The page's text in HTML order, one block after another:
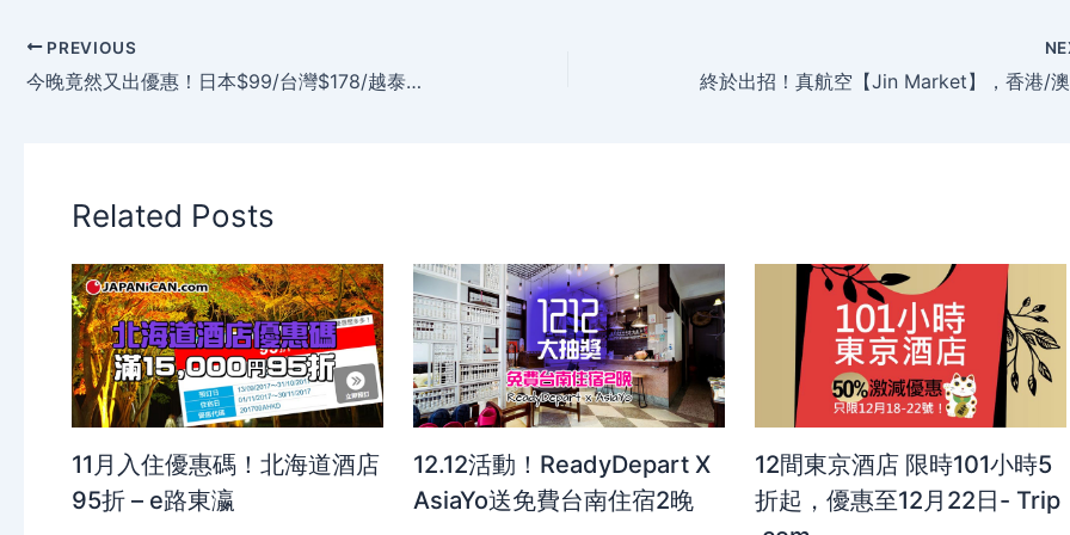
PREVIOUS
今晚竟然又出優惠！日本$99/台灣$178/越泰柬$/208起/韓國$348起，今晚(11月20日零晨)已開賣- HK Express
Related Posts
11月入住優惠碼！北海道酒店
95折 – e路東瀛
12.12活動！ReadyDepart X
AsiaYo送免費台南住宿2晚
12間東京酒店 限時101小時5
折起，優惠至12月22日- Trip